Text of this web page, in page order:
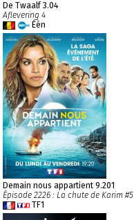
De Twaalf 3.04
Aflevering 4
Één
Demain nous appartient 9.201
Épisode 2226 : La chute de Karim #5
TF1